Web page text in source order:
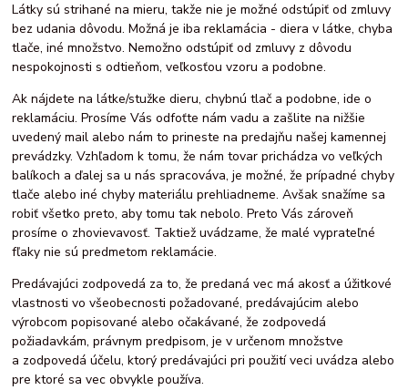
Látky sú strihané na mieru, takže nie je možné odstúpiť od zmluvy
bez udania dôvodu. Možná je iba reklamácia - diera v látke, chyba
tlače, iné množstvo. Nemožno odstúpiť od zmluvy z dôvodu
nespokojnosti s odtieňom, veľkosťou vzoru a podobne.
Ak nájdete na látke/stužke dieru, chybnú tlač a podobne, ide o
reklamáciu. Prosíme Vás odfoťte nám vadu a zašlite na nižšie
uvedený mail alebo nám to prineste na predajňu našej kamennej
prevádzky. Vzhľadom k tomu, že nám tovar prichádza vo veľkých
balíkoch a ďalej sa u nás spracováva, je možné, že prípadné chyby
tlače alebo iné chyby materiálu prehliadneme. Avšak snažíme sa
robiť všetko preto, aby tomu tak nebolo. Preto Vás zároveň
prosíme o zhovievavosť. Taktiež uvádzame, že malé vyprateľné
fľaky nie sú predmetom reklamácie.
Predávajúci zodpovedá za to, že predaná vec má akosť a úžitkové
vlastnosti vo všeobecnosti požadované, predávajúcim alebo
výrobcom popisované alebo očakávané, že zodpovedá
požiadavkám, právnym predpisom, je v určenom množstve
a zodpovedá účelu, ktorý predávajúci pri použití veci uvádza alebo
pre ktoré sa vec obvykle používa.